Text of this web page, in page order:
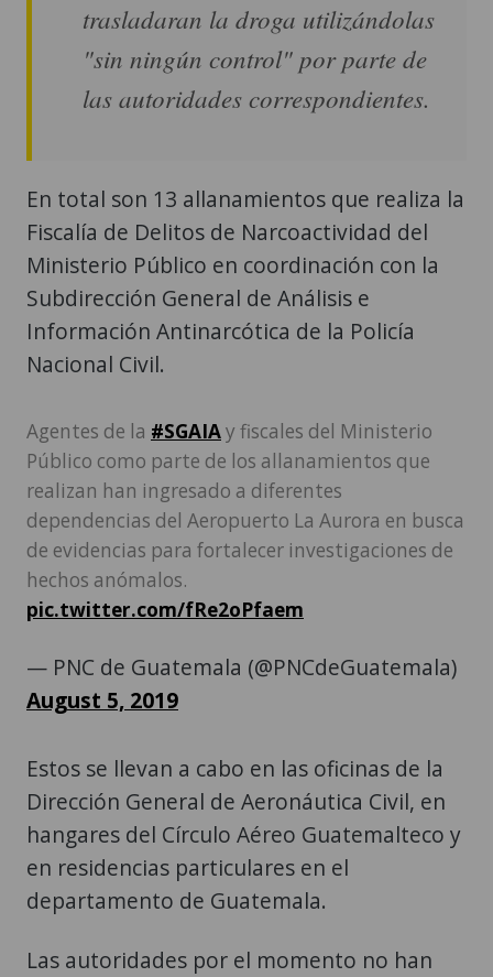
trasladaran la droga utilizándolas
"sin ningún control" por parte de
las autoridades correspondientes.
En total son 13 allanamientos que realiza la
Fiscalía de Delitos de Narcoactividad del
Ministerio Público en coordinación con la
Subdirección General de Análisis e
Información Antinarcótica de la Policía
Nacional Civil.
Agentes de la #SGAIAy fiscales del Ministerio
Público como parte de los allanamientos que
realizan han ingresado a diferentes
dependencias del Aeropuerto La Aurora en busca
de evidencias para fortalecer investigaciones de
hechos anómalos.
pic.twitter.com/fRe2oPfaem
— PNC de Guatemala (@PNCdeGuatemala)
August 5, 2019
Estos se llevan a cabo en las oficinas de la
Dirección General de Aeronáutica Civil, en
hangares del Círculo Aéreo Guatemalteco y
en residencias particulares en el
departamento de Guatemala.
Las autoridades por el momento no han